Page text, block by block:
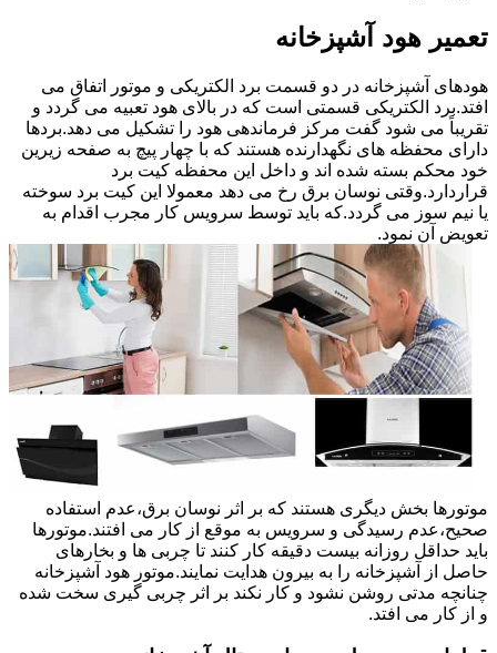
تعمیر هود آشپزخانه
هودهای آشپزخانه در دو قسمت برد الکتریکی و موتور اتفاق می
افتد.برد الکتریکی قسمتی است که در بالای هود تعبیه می گردد و
تقریباً می شود گفت مرکز فرماندهی هود را تشکیل می دهد.بردها
دارای محفظه های نگهدارنده هستند که با چهار پیچ به صفحه زیرین
خود محکم بسته شده اند و داخل این محفظه کیت برد
قراردارد.وقتی نوسان برق رخ می دهد معمولا این کیت برد سوخته
یا نیم سوز می گردد.که باید توسط سرویس کار مجرب اقدام به
تعویض آن نمود.
موتورها بخش دیگری هستند که بر اثر نوسان برق،عدم استفاده
صحیح،عدم رسیدگی و سرویس به موقع از کار می افتند.موتورها
باید حداقل روزانه بیست دقیقه کار کنند تا چربی ها و بخارهای
حاصل از آشپزخانه را به بیرون هدایت نمایند.موتور هود آشپزخانه
چنانچه مدتی روشن نشود و کار نکند بر اثر چربی گیری سخت شده
و از کار می افتد.